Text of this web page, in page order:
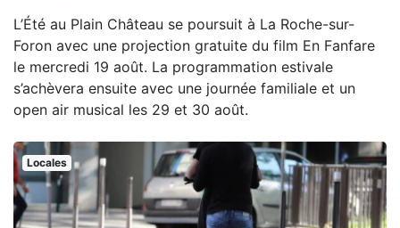
L’Été au Plain Château se poursuit à La Roche-sur-
Foron avec une projection gratuite du film En Fanfare
le mercredi 19 août. La programmation estivale
s’achèvera ensuite avec une journée familiale et un
open air musical les 29 et 30 août.
Locales